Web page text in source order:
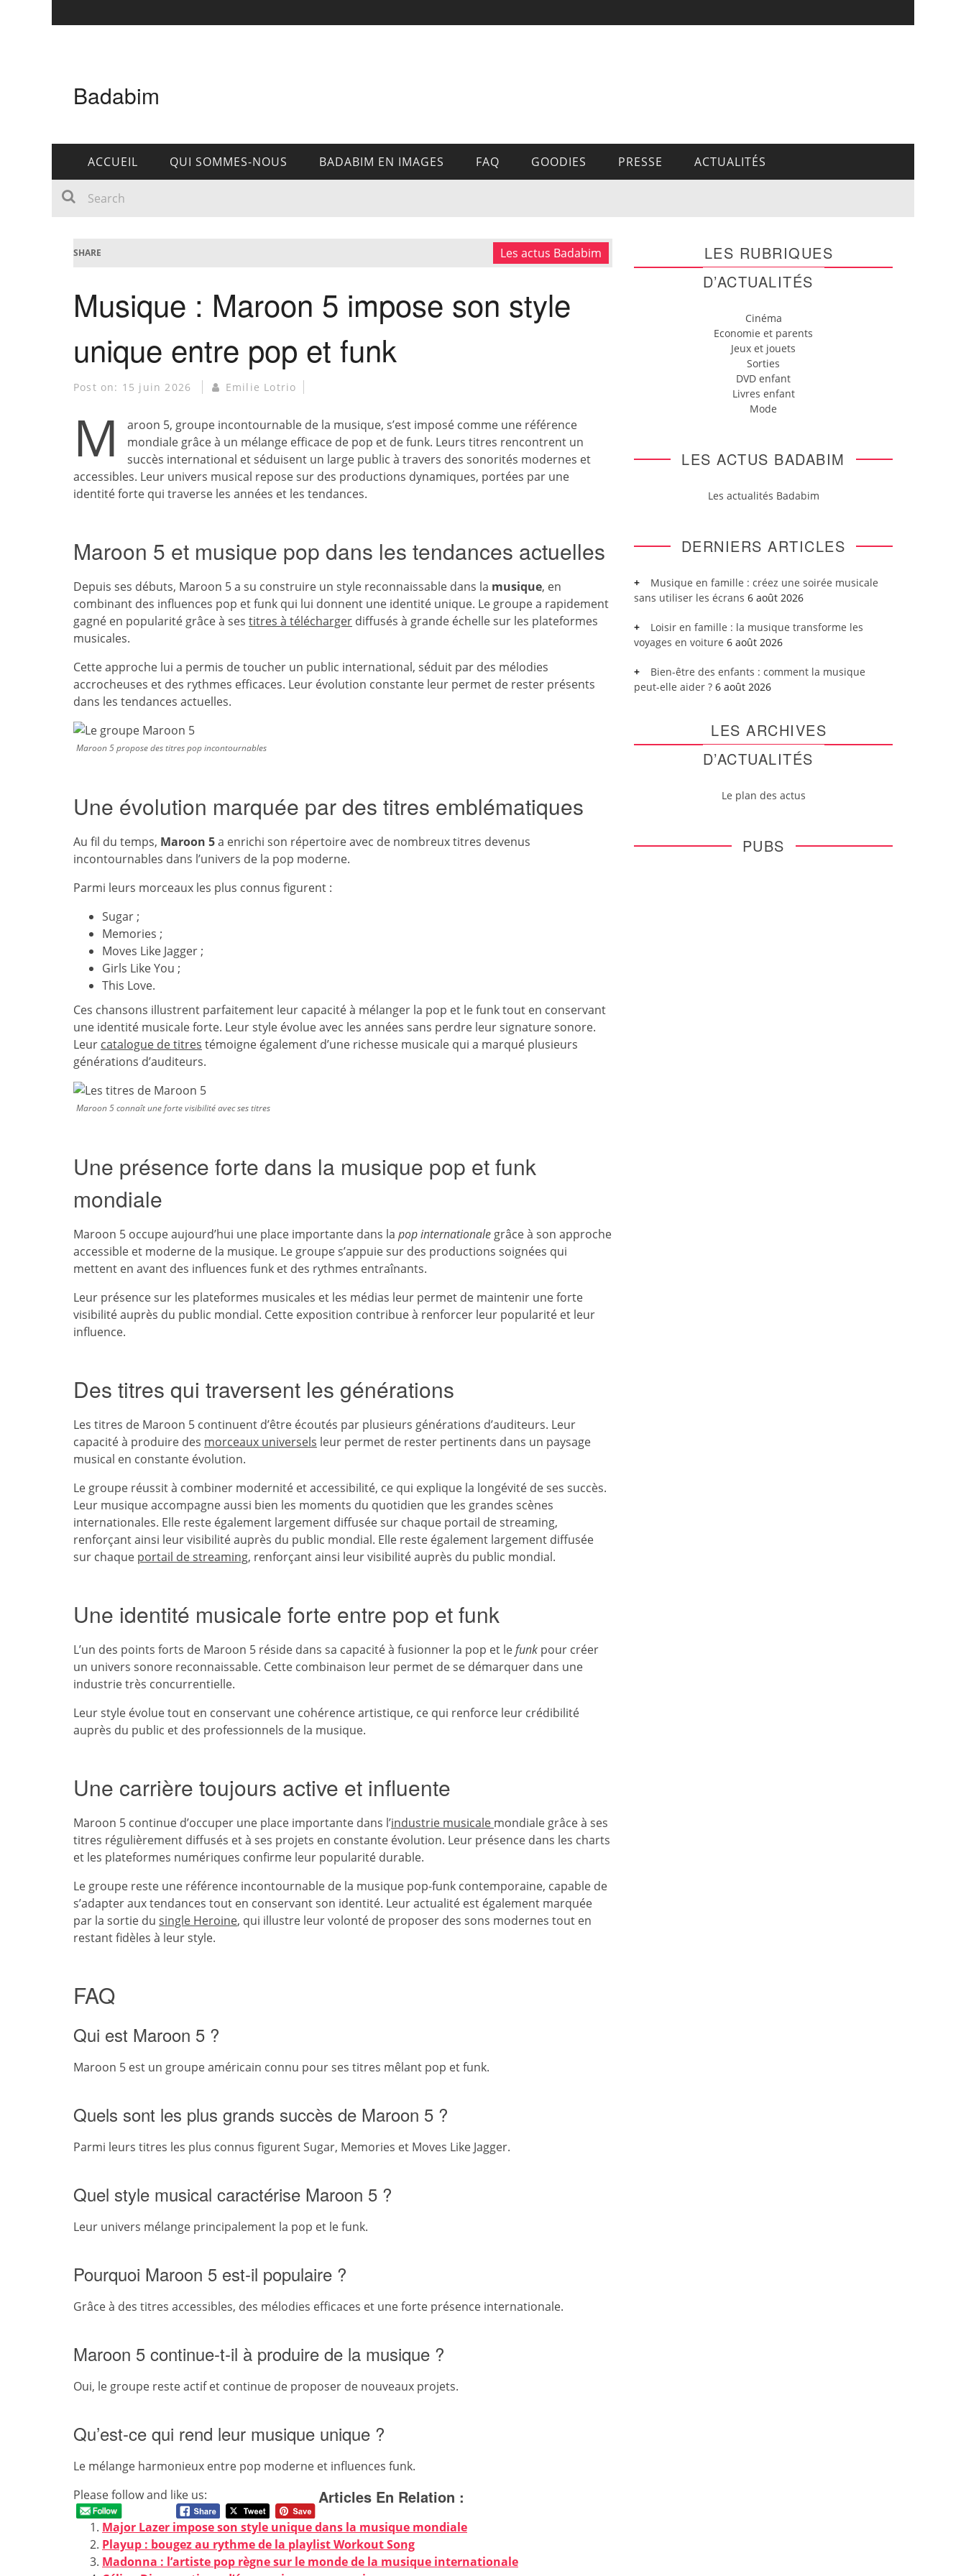
Badabim
ACCUEIL QUI SOMMES-NOUS BADABIM EN IMAGES FAQ GOODIES PRESSE ACTUALITÉS
SHARE Les actus Badabim
Musique : Maroon 5 impose son style
unique entre pop et funk
Post on: 15 juin 2026 Emilie Lotrio
M
aroon 5, groupe incontournable de la musique, s’est imposé comme une référence
mondiale grâce à un mélange efficace de pop et de funk. Leurs titres rencontrent un
succès international et séduisent un large public à travers des sonorités modernes et
accessibles. Leur univers musical repose sur des productions dynamiques, portées par une
identité forte qui traverse les années et les tendances.
Maroon 5 et musique pop dans les tendances actuelles
Depuis ses débuts, Maroon 5 a su construire un style reconnaissable dans la musique, en
combinant des influences pop et funk qui lui donnent une identité unique. Le groupe a rapidement
gagné en popularité grâce à ses titres à télécharger diffusés à grande échelle sur les plateformes
musicales.
Cette approche lui a permis de toucher un public international, séduit par des mélodies
accrocheuses et des rythmes efficaces. Leur évolution constante leur permet de rester présents
dans les tendances actuelles.
Maroon 5 propose des titres pop incontournables
Une évolution marquée par des titres emblématiques
Au fil du temps, Maroon 5a enrichi son répertoire avec de nombreux titres devenus
incontournables dans l’univers de la pop moderne.
Parmi leurs morceaux les plus connus figurent :
Sugar ;
Memories ;
Moves Like Jagger ;
Girls Like You ;
This Love.
Ces chansons illustrent parfaitement leur capacité à mélanger la pop et le funk tout en conservant
une identité musicale forte. Leur style évolue avec les années sans perdre leur signature sonore.
Leur catalogue de titres témoigne également d’une richesse musicale qui a marqué plusieurs
générations d’auditeurs.
Maroon 5 connaît une forte visibilité avec ses titres
Une présence forte dans la musique pop et funk
mondiale
Maroon 5 occupe aujourd’hui une place importante dans la pop internationale grâce à son approche
accessible et moderne de la musique. Le groupe s’appuie sur des productions soignées qui
mettent en avant des influences funk et des rythmes entraînants.
Leur présence sur les plateformes musicales et les médias leur permet de maintenir une forte
visibilité auprès du public mondial. Cette exposition contribue à renforcer leur popularité et leur
influence.
Des titres qui traversent les générations
Les titres de Maroon 5 continuent d’être écoutés par plusieurs générations d’auditeurs. Leur
capacité à produire des morceaux universels leur permet de rester pertinents dans un paysage
musical en constante évolution.
Le groupe réussit à combiner modernité et accessibilité, ce qui explique la longévité de ses succès.
Leur musique accompagne aussi bien les moments du quotidien que les grandes scènes
internationales. Elle reste également largement diffusée sur chaque portail de streaming,
renforçant ainsi leur visibilité auprès du public mondial. Elle reste également largement diffusée
sur chaque portail de streaming, renforçant ainsi leur visibilité auprès du public mondial.
Une identité musicale forte entre pop et funk
L’un des points forts de Maroon 5 réside dans sa capacité à fusionner la pop et lefunk pour créer
un univers sonore reconnaissable. Cette combinaison leur permet de se démarquer dans une
industrie très concurrentielle.
Leur style évolue tout en conservant une cohérence artistique, ce qui renforce leur crédibilité
auprès du public et des professionnels de la musique.
Une carrière toujours active et influente
Maroon 5 continue d’occuper une place importante dans l’industrie musicale mondiale grâce à ses
titres régulièrement diffusés et à ses projets en constante évolution. Leur présence dans les charts
et les plateformes numériques confirme leur popularité durable.
Le groupe reste une référence incontournable de la musique pop-funk contemporaine, capable de
s’adapter aux tendances tout en conservant son identité. Leur actualité est également marquée
par la sortie du single Heroine, qui illustre leur volonté de proposer des sons modernes tout en
restant fidèles à leur style.
FAQ
Qui est Maroon 5 ?
Maroon 5 est un groupe américain connu pour ses titres mêlant pop et funk.
Quels sont les plus grands succès de Maroon 5 ?
Parmi leurs titres les plus connus figurent Sugar, Memories et Moves Like Jagger.
Quel style musical caractérise Maroon 5 ?
Leur univers mélange principalement la pop et le funk.
Pourquoi Maroon 5 est-il populaire ?
Grâce à des titres accessibles, des mélodies efficaces et une forte présence internationale.
Maroon 5 continue-t-il à produire de la musique ?
Oui, le groupe reste actif et continue de proposer de nouveaux projets.
Qu’est-ce qui rend leur musique unique ?
Le mélange harmonieux entre pop moderne et influences funk.
Please follow and like us:
Articles En Relation :
Major Lazer impose son style unique dans la musique mondiale
Playup : bougez au rythme de la playlist Workout Song
Madonna : l’artiste pop règne sur le monde de la musique internationale
LES RUBRIQUES
D’ACTUALITÉS
Cinéma
Economie et parents
Jeux et jouets
Sorties
DVD enfant
Livres enfant
Mode
LES ACTUS BADABIM
Les actualités Badabim
DERNIERS ARTICLES
Musique en famille : créez une soirée musicale
sans utiliser les écrans 6 août 2026
Loisir en famille : la musique transforme les
voyages en voiture 6 août 2026
Bien-être des enfants : comment la musique
peut-elle aider ? 6 août 2026
LES ARCHIVES
D’ACTUALITÉS
Le plan des actus
PUBS